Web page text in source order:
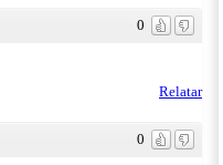
0
Relatar
0